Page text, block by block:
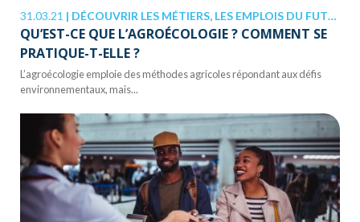
31.03.21 | DÉCOUVRIR LES MÉTIERS, LES EMPLOIS DU FUTUR
QU’EST-CE QUE L’AGROÉCOLOGIE ? COMMENT SE
PRATIQUE-T-ELLE ?
L’agroécologie emploie des méthodes agricoles répondant aux défis
environnementaux, mais...